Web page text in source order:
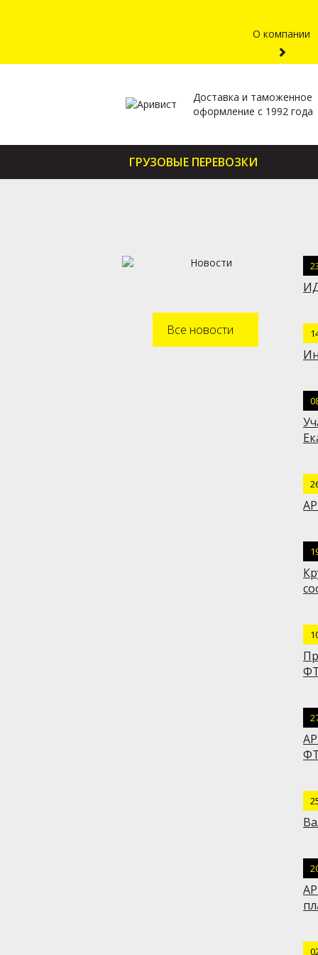
О компании
Доставка и таможенное
оформление с 1992 года
ГРУЗОВЫЕ ПЕРЕВОЗКИ
Все новости